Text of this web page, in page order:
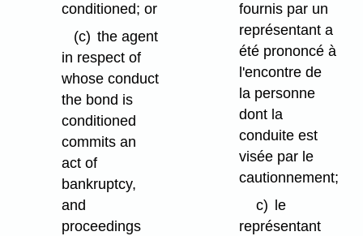
conditioned; or
(c) the agent
in respect of
whose conduct
the bond is
conditioned
commits an
act of
bankruptcy,
and
proceedings
fournis par un
représentant a
été prononcé à
l'encontre de
la personne
dont la
conduite est
visée par le
cautionnement;
c)
le
représentant